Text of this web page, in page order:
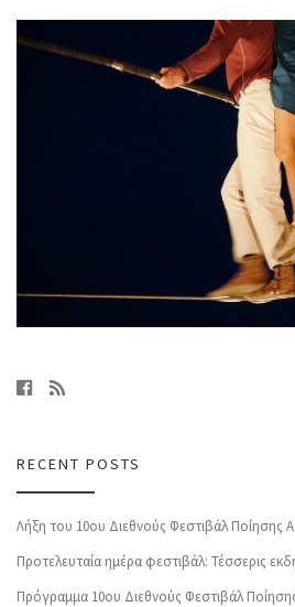
Images navigation
RECENT POSTS
Λήξη του 10ου Διεθνούς Φεστιβάλ Ποίησης
Προτελευταία ημέρα φεστιβάλ: Τέσσερις
Πρόγραμμα 10ου Διεθνούς Φεστιβάλ